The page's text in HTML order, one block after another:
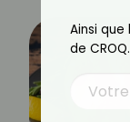
Ainsi
de CROQ.